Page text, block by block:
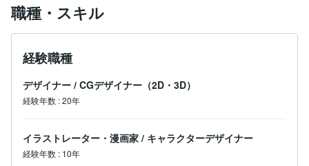
職種・スキル
経験職種
デザイナー / CGデザイナー（2D・3D）
経験年数 :20年
イラストレーター・漫画家 / キャラクターデザイナー
経験年数 : 10年